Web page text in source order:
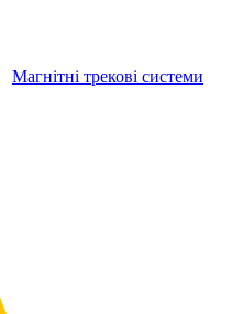
Магнітні трекові системи